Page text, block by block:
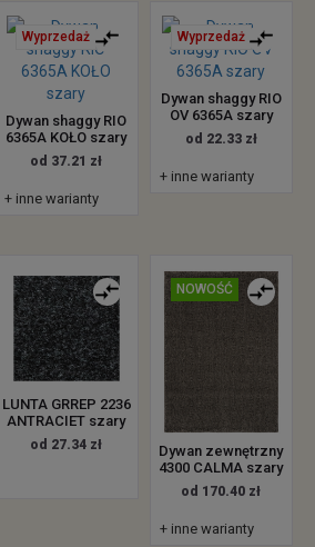
Wyprzedaż
Dywan shaggy RIO
6365A KOŁO szary
od 37.21 zł
+ inne warianty
Wyprzedaż
Dywan shaggy RIO
OV 6365A szary
od 22.33 zł
+ inne warianty
LUNTA GRREP 2236
ANTRACIET szary
od 27.34 zł
NOWOŚĆ
Dywan zewnętrzny
4300 CALMA szary
od 170.40 zł
+ inne warianty